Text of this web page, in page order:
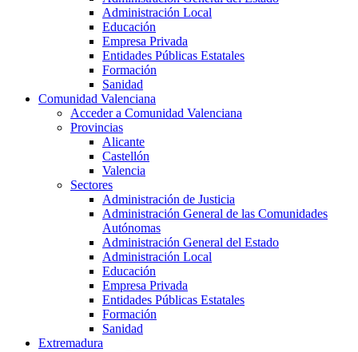
Administración Local
Educación
Empresa Privada
Entidades Públicas Estatales
Formación
Sanidad
Comunidad Valenciana
Acceder a Comunidad Valenciana
Provincias
Alicante
Castellón
Valencia
Sectores
Administración de Justicia
Administración General de las Comunidades
Autónomas
Administración General del Estado
Administración Local
Educación
Empresa Privada
Entidades Públicas Estatales
Formación
Sanidad
Extremadura